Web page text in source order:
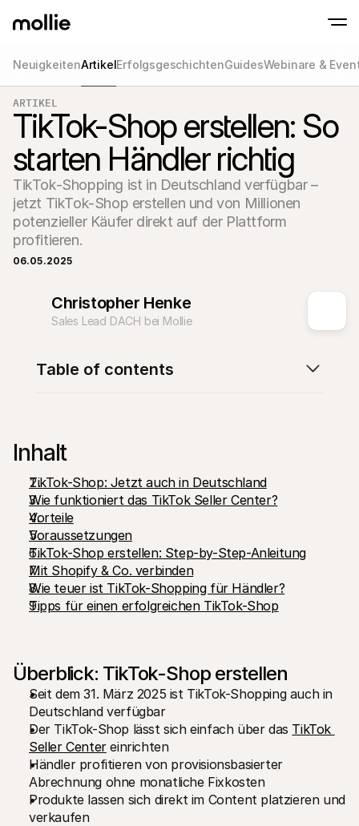
Tap to Pay auf dem iPhone
Akzeptieren Sie kontaklose Zahlungen
Erfahren Sie mehr
Akzeptieren und
Zahlungen
POS-Zahlungen
Empfangen Sie
Terminals und
Mollie-Checkout
Personalisieren Sie
für eine höhere
Wiederkehrende
maximieren Sie die
Partner
Für Agenturen
Developer-Portal
Entdecken Sie unsere Ressourcen und Updates für
Developer
Bibliotheken
Integrieren Sie Mollie mit unseren Plug-and-Play-Paketen
Discord community
Werden Sie Teil der Entwickler-Community
Über Mollie
Preise
Sehen Sie sich unsere Preise an
Lesen Sie aktuelle Mollie-
Neuigkeiten
Karriere
Kontakt
Für Endkunden
Warum steht Mollie auf Ihrem Kontoauszug?
Für Mollie-Händler
Kontaktieren Sie unseren Händler-Support
Sales-Team kontaktieren
Erfahren Sie, wie wir Ihrem Unternehmen helfen können
NeuigkeitenArtikelErfolgsgeschichtenGuidesWebinare &
ARTIKEL
TikTok-Shop erstellen: So
starten Händler richtig
TikTok-Shopping ist in Deutschland verfügbar –
jetzt TikTok-Shop erstellen und von Millionen
potenzieller Käufer direkt auf der Plattform
profitieren.
06.05.2025
Christopher Henke
Sales Lead DACH bei Mollie
Inhalt
TikTok-Shop: Jetzt auch in Deutschland
Wie funktioniert das TikTok Seller Center?
Vorteile
Voraussetzungen
TikTok-Shop erstellen: Step-by-Step-Anleitung
Mit Shopify & Co. verbinden
Wie teuer ist TikTok-Shopping für Händler?
Tipps für einen erfolgreichen TikTok-Shop
Überblick: TikTok-Shop erstellen
Seit dem 31. März 2025 ist TikTok-Shopping auch in
Deutschland verfügbar
Der TikTok-Shop lässt sich einfach über das TikTok
Seller Center einrichten
Händler profitieren von provisionsbasierter
Abrechnung ohne monatliche Fixkosten
Produkte lassen sich direkt im Content platzieren und
verkaufen
Table of contents